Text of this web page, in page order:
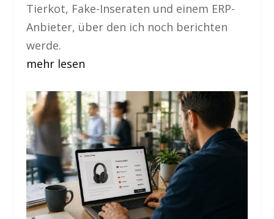
Tierkot, Fake-Inseraten und einem ERP-
Anbieter, über den ich noch berichten
werde.
mehr lesen